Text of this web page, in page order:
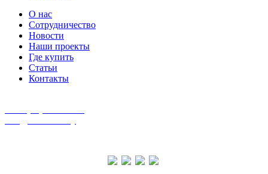
О нас
Сотрудничество
Новости
Наши проекты
Где купить
Статьи
Контакты